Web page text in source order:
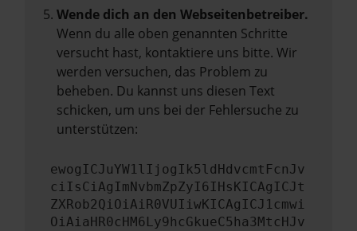
Wende dich an den Webseitenbetreiber.
Wenn du alle oben genannten Schritte
versucht hast, kontaktiere uns bitte. Wir
werden versuchen, das Problem zu
beheben. Du kannst uns diesen Text
schicken, um uns bei der Fehlersuche zu
unterstützen:
ewogICJuYW1lIjogIk5ldHdvcmtFcnJv
ciIsCiAgImNvbmZpZyI6IHsKICAgICJt
ZXRob2QiOiAiR0VUIiwKICAgICJ1cmwi
OiAiaHR0cHM6Ly9hcGkueC5ha3MtcHJv